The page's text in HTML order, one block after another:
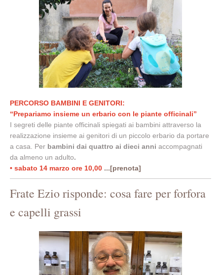
PERCORSO BAMBINI E GENITORI:
“Prepariamo insieme un erbario con le piante officinali”
I segreti delle piante officinali spiegati ai bambini attraverso la
realizzazione insieme ai genitori di un piccolo erbario da portare
a casa. Per bambini dai quattro ai dieci anni accompagnati
da almeno un adulto.
• sabato 14 marzo ore 10,00 ...[prenota]
Frate Ezio risponde: cosa fare per forfora
e capelli grassi